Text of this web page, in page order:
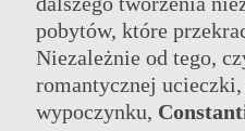
pobytów, które
Niezależnie od tego,
romantycznej
wypoczynku,